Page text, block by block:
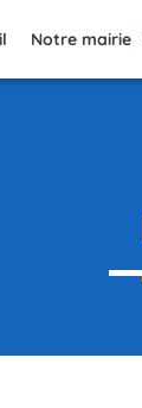
Notre mairie